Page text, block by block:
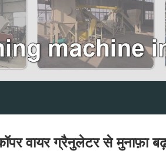
वायर ग्रैनुलेटर से मुनाफ़ा